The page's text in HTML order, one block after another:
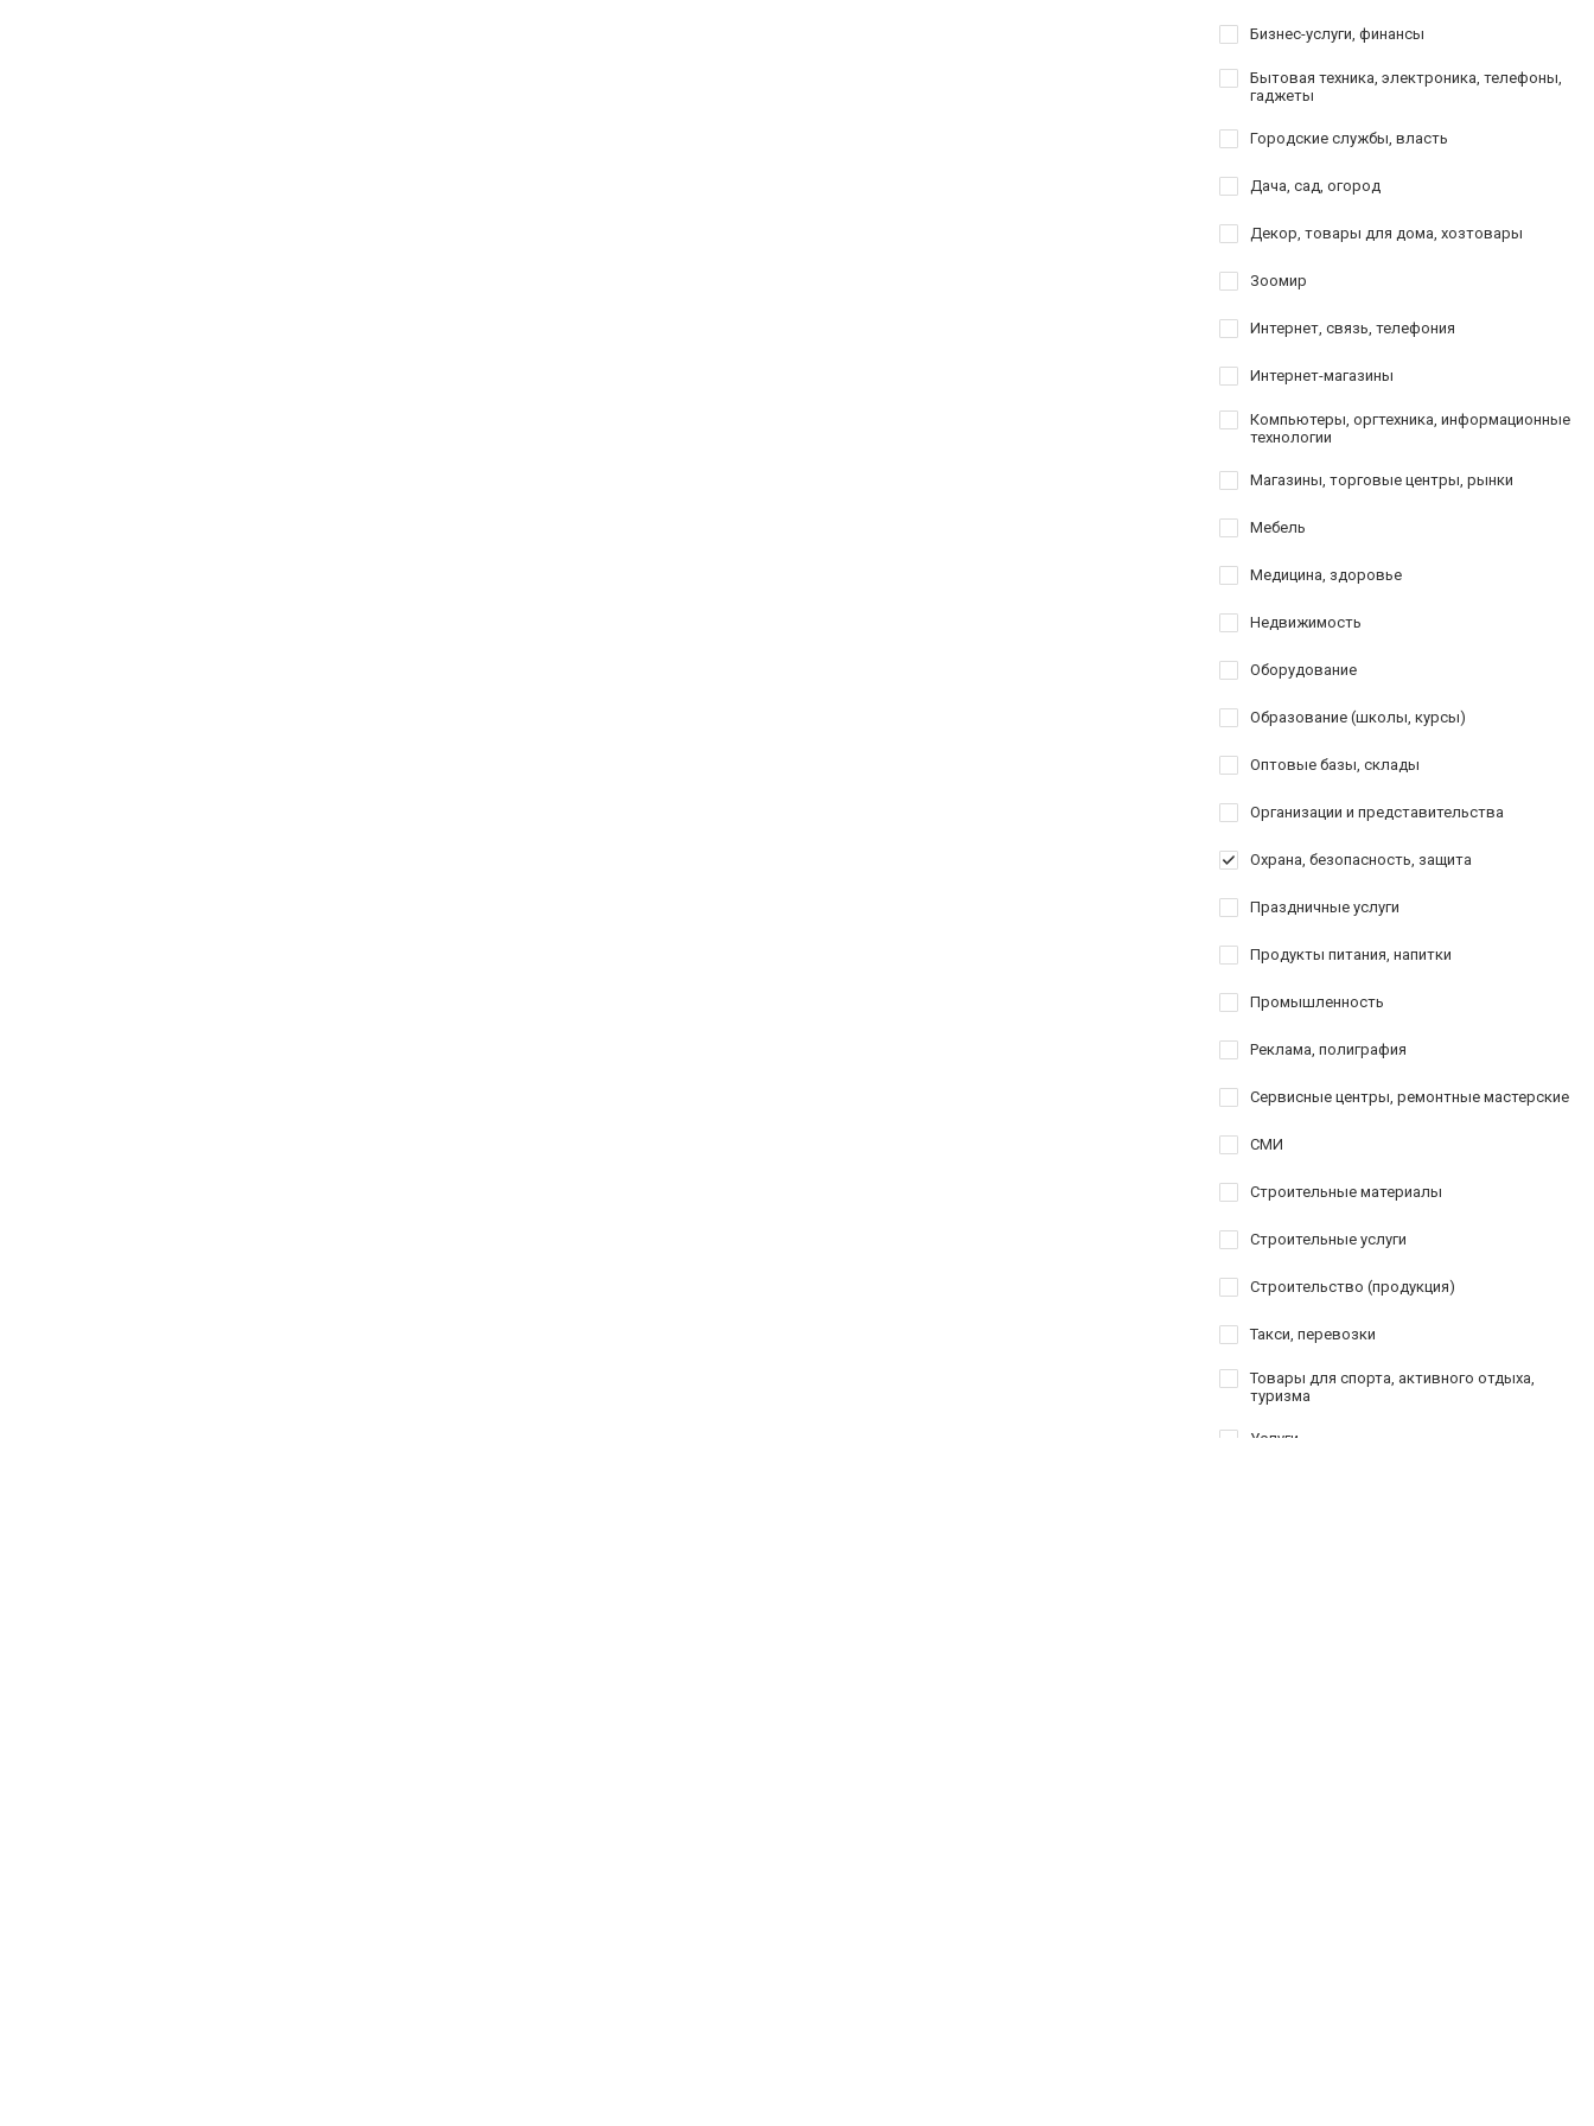
Бизнес-услуги, финансы
Бытовая техника, электроника, телефоны,
гаджеты
Городские службы, власть
Дача, сад, огород
Декор, товары для дома, хозтовары
Зоомир
Интернет, связь, телефония
Интернет-магазины
Компьютеры, оргтехника, информационные
технологии
Магазины, торговые центры, рынки
Мебель
Медицина, здоровье
Недвижимость
Оборудование
Образование (школы, курсы)
Оптовые базы, склады
Организации и представительства
Охрана, безопасность, защита
Праздничные услуги
Продукты питания, напитки
Промышленность
Реклама, полиграфия
Сервисные центры, ремонтные мастерские
СМИ
Строительные материалы
Строительные услуги
Строительство (продукция)
Такси, перевозки
Товары для спорта, активного отдыха,
туризма
Услуги